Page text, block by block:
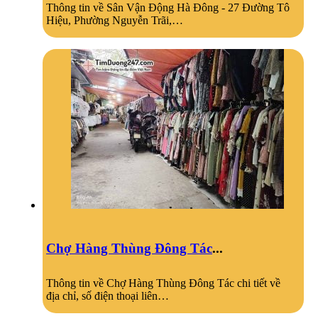
Thông tin về Sân Vận Động Hà Đông - 27 Đường Tô
Hiệu, Phường Nguyễn Trãi,…
Chợ Hàng Thùng Đông Tác...
Thông tin về Chợ Hàng Thùng Đông Tác chi tiết về
địa chỉ, số điện thoại liên…